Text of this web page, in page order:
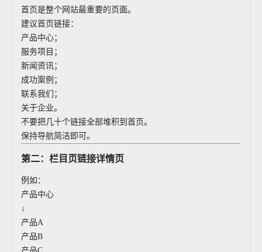
首页是整个网站最重要的页面。
建议首页链接：
产品中心；
服务项目；
新闻资讯；
成功案例；
联系我们；
关于企业。
不要把几十个链接全部堆积到首页。
保持导航简洁即可。
第二：栏目页链接详情页
例如：
产品中心
↓
产品A
产品B